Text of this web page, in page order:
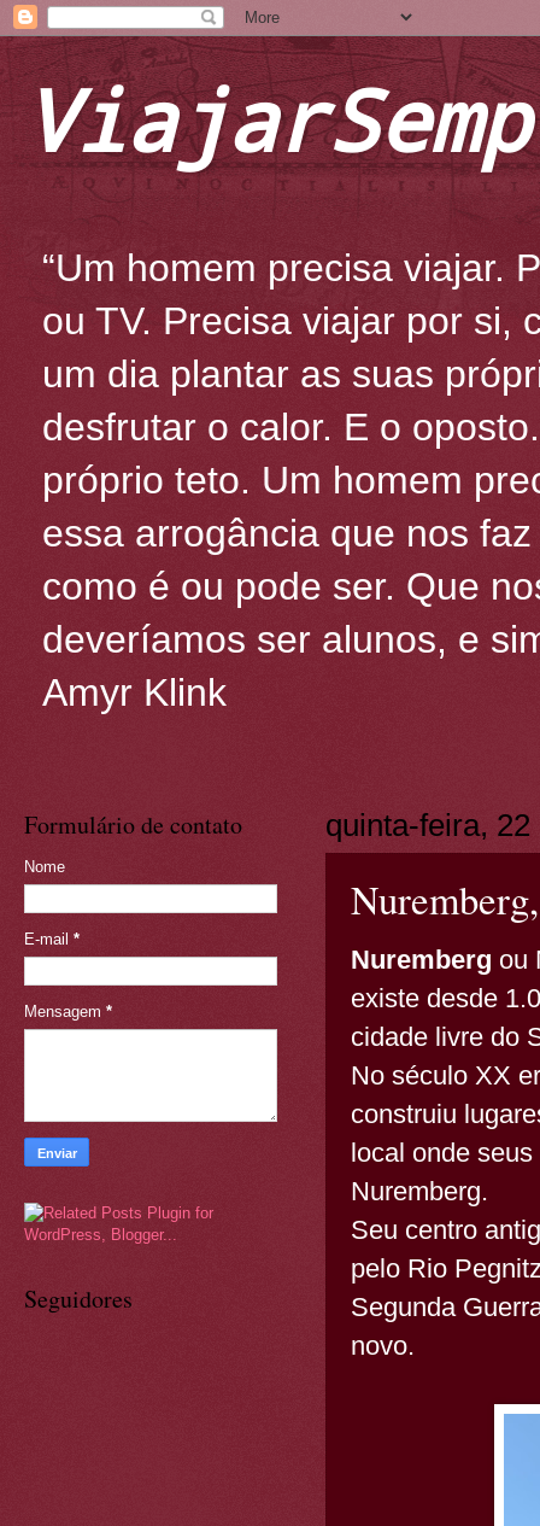
“Um homem precisa viajar.
ou TV. Precisa viajar por si,
um dia plantar as suas
desfrutar o calor. E o
próprio teto. Um homem
essa arrogância que nos
como é ou pode ser. Que
deveríamos ser alunos, e
Amyr Klink
quinta-feira,
Nuremberg ou
existe desde
cidade livre do
No século XX
construiu
local onde
Nuremberg.
Seu centro
pelo Rio
Segunda
novo.
Formulário de contato
Nome
E-mail *
Mensagem *
Seguidores